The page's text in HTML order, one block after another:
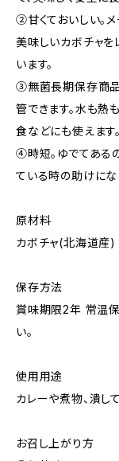
②甘くておいしい。
美味しいカボチャを
います。
③無菌長期保存商品
管できます。水も熱
食などにも使えます。
④時短。ゆでてある
ている時の助けにな
原材料
カボチャ(北海道産)
保存方法
賞味期限2年 常温保
い。
使用用途
カレーや煮物、潰し
お召し上がり方